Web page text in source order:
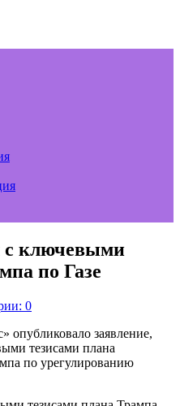
с ключевыми
по Газе
0
опубликовало заявление,
тезисами плана
по урегулированию